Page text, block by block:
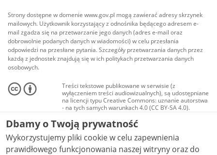
Strony dostępne w domenie www.gov.pl mogą zawierać adresy skrzynek
mailowych. Użytkownik korzystający z odnośnika będącego adresem e-
mail zgadza się na przetwarzanie jego danych (adres e-mail oraz
dobrowolnie podanych danych w wiadomości) w celu przesłania
odpowiedzi na przesłane pytania. Szczegóły przetwarzania danych przez
każdą z jednostek znajdują się w ich politykach przetwarzania danych
osobowych.
Treści tekstowe publikowane w serwisie (z
wyłączeniem treści audiowizualnych), są udostępniane
na licencji typu Creative Commons: uznanie autorstwa
- na tych samych warunkach 4.0 (CC BY-SA 4.0).
Materiały audiowizualne, w tym zdjęcia, materiały
audio i wideo, są udostępniane na licencji typu
Creative Commons: uznanie autorstwa użycie
niekomercyjne - bez utworów zależnych 4.0 (CC BY-
NC-ND 4.0), o ile nie jest to stwierdzone inaczej.
Dbamy o Twoją prywatność
Wykorzystujemy pliki cookie w celu zapewnienia
prawidłowego funkcjonowania naszej witryny oraz do